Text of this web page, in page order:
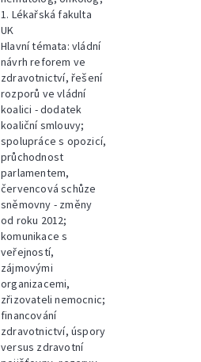
1. Lékařská fakulta
UK
Hlavní témata: vládní
návrh reforem ve
zdravotnictví, řešení
rozporů ve vládní
koalici - dodatek
koaliční smlouvy;
spolupráce s opozicí,
průchodnost
parlamentem,
červencová schůze
sněmovny - změny
od roku 2012;
komunikace s
veřejností,
zájmovými
organizacemi,
zřizovateli nemocnic;
financování
zdravotnictví, úspory
versus zdravotní